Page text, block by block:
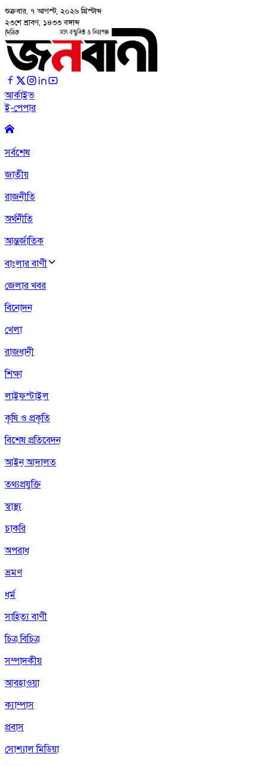
শুক্রবার, ৭ আগস্ট, ২০২৬ খ্রিস্টাব্দ
২৩শে শ্রাবণ, ১৪৩৩ বঙ্গাব্দ
আর্কাইভ
ই-পেপার
সর্বশেষ
জাতীয়
রাজনীতি
অর্থনীতি
আন্তর্জাতিক
বাংলার বাণী
জেলার খবর
বিনোদন
খেলা
রাজধানী
শিক্ষা
লাইফস্টাইল
কৃষি ও প্রকৃতি
বিশেষ প্রতিবেদন
আইন আদালত
তথ্যপ্রযুক্তি
স্বাস্থ্য
চাকরি
অপরাধ
ভ্রমণ
ধর্ম
সাহিত্য বাণী
চিত্র বিচিত্র
সম্পাদকীয়
আবহাওয়া
ক্যাম্পাস
প্রবাস
সোশ্যাল মিডিয়া